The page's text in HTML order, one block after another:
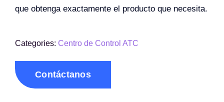
que obtenga exactamente el producto que necesita.
Categories: Centro de Control ATC
Contáctanos